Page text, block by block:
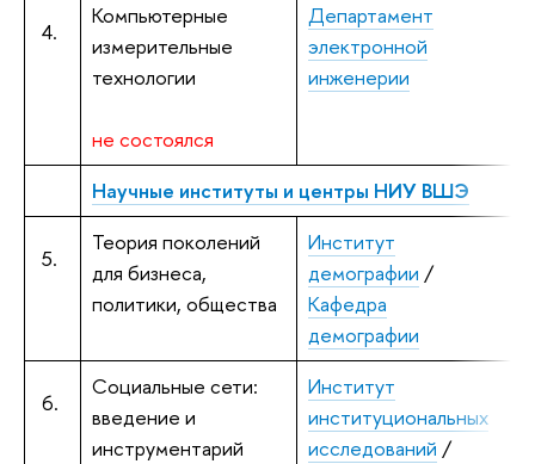
4.
Компьютерные
измерительные
технологии
не состоялся
Департамент
электронной
инженерии
Научные институты и центры НИУ ВШЭ
5.
Теория поколений
для бизнеса,
политики, общества
Институт
демографии /
Кафедра
демографии
6.
Социальные сети:
введение и
инструментарий
Институт
институциональных
исследований /